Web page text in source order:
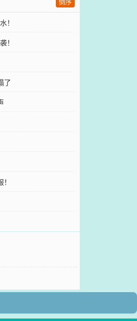
！
！
了